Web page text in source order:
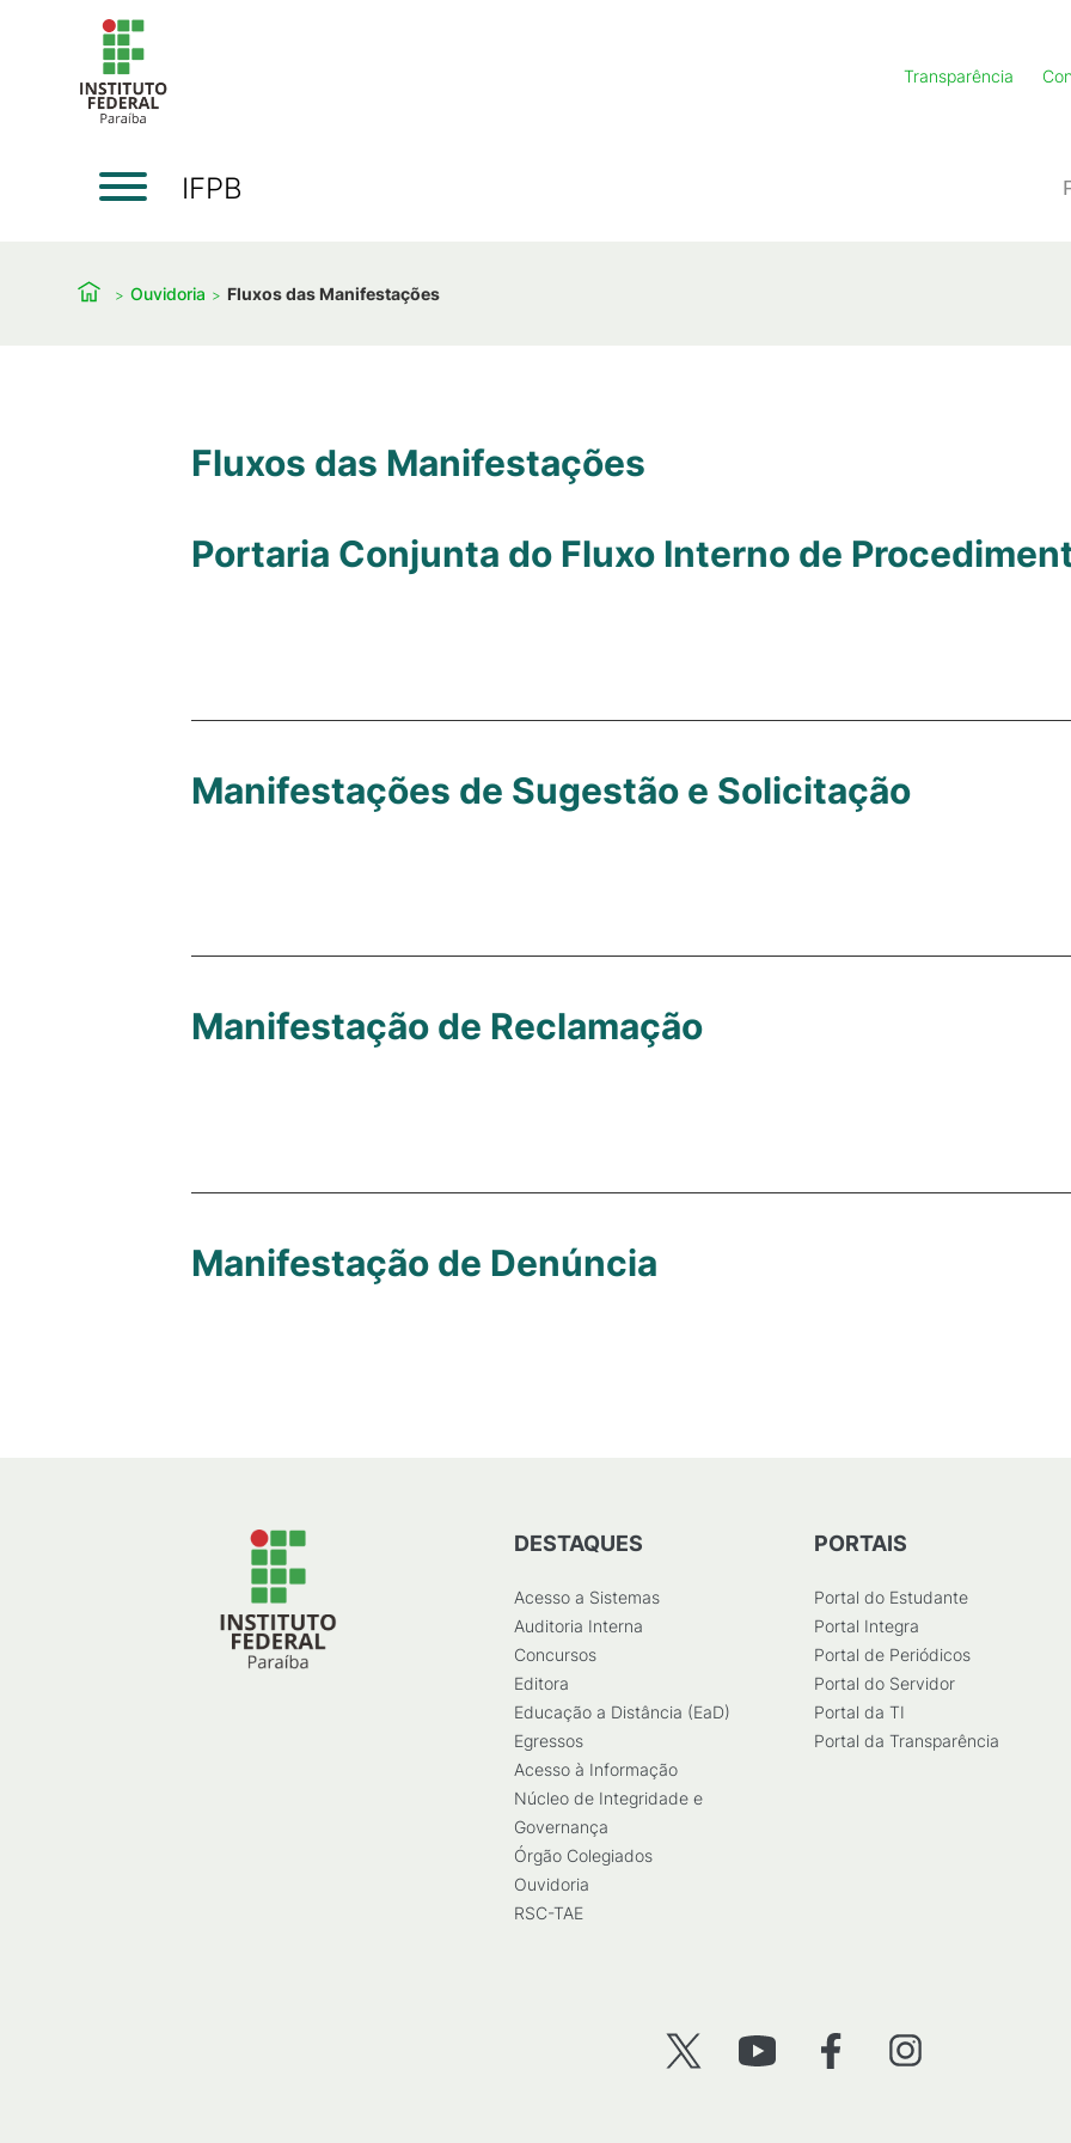
Transparência
IFPB
Ouvidoria Fluxos das Manifestações
Fluxos das Manifestações
Portaria Conjunta do Fluxo Interno de
Manifestações de Sugestão e Solicitação
Manifestação de Reclamação
Manifestação de Denúncia
DESTAQUES
Acesso a Sistemas
Auditoria Interna
Concursos
Editora
Educação a Distância (EaD)
Egressos
Acesso à Informação
Núcleo de Integridade e
Governança
Órgão Colegiados
Ouvidoria
RSC-TAE
PORTAIS
Portal do Estudante
Portal Integra
Portal de Periódicos
Portal do Servidor
Portal da TI
Portal da Transparência